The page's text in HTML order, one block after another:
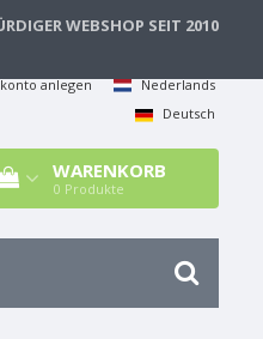
WEBSHOP SEIT 2010
anlegen
Nederlands
Deutsch
WARENKORB
0 Produkte